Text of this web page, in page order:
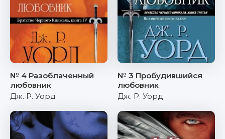
№ 4 Разоблаченный
любовник
Дж. Р. Уорд
№ 3 Пробудившийся
любовник
Дж. Р. Уорд